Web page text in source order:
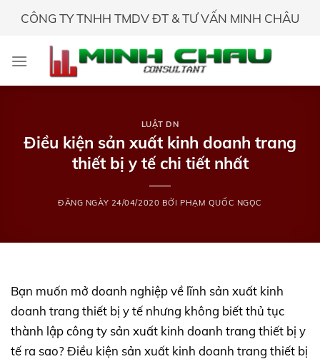
CÔNG TY TNHH TMDV ĐT & TƯ VẤN MINH CHÂU
LUẬT DN
Điều kiện sản xuất kinh doanh trang
thiết bị y tế chi tiết nhất
ĐĂNG NGÀY 24/04/2020 BỞI PHẠM QUỐC NGỌC
Bạn muốn mở doanh nghiệp về lĩnh sản xuất kinh
doanh trang thiết bị y tế nhưng không biết thủ tục
thành lập công ty sản xuất kinh doanh trang thiết bị y
tế ra sao? Điều kiện sản xuất kinh doanh trang thiết bị